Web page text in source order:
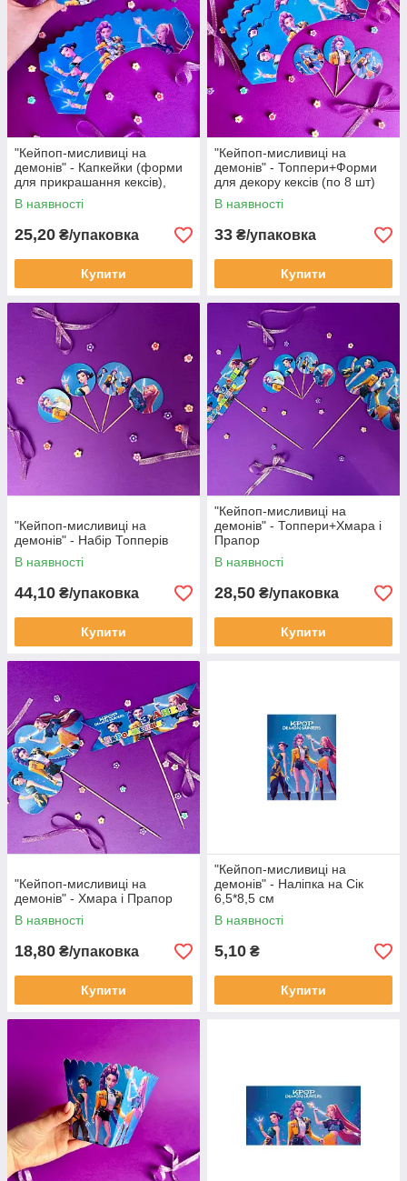
"Кейпоп-мисливиці на
демонів" - Капкейки (форми
для прикрашання кексів),
упаковка 8 шт.
В наявності
25,20 ₴/упаковка
Купити
"Кейпоп-мисливиці на
демонів" - Топпери+Форми
для декору кексів (по 8 шт)
В наявності
33 ₴/упаковка
Купити
"Кейпоп-мисливиці на
демонів" - Набір Топперів
В наявності
44,10 ₴/упаковка
Купити
"Кейпоп-мисливиці на
демонів" - Топпери+Хмара і
Прапор
В наявності
28,50 ₴/упаковка
Купити
"Кейпоп-мисливиці на
демонів" - Хмара і Прапор
В наявності
18,80 ₴/упаковка
Купити
"Кейпоп-мисливиці на
демонів" - Наліпка на Сік
6,5*8,5 см
В наявності
5,10 ₴
Купити